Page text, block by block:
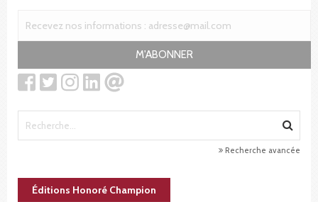
M'ABONNER
Recherche avancée
Éditions Honoré Champion